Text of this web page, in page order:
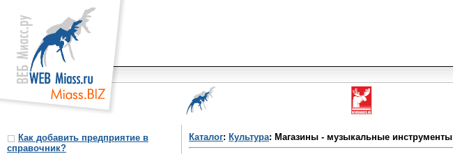
Как добавить предприятие в
справочник?
Каталог: Культура: Магазины - музыкальные инструменты